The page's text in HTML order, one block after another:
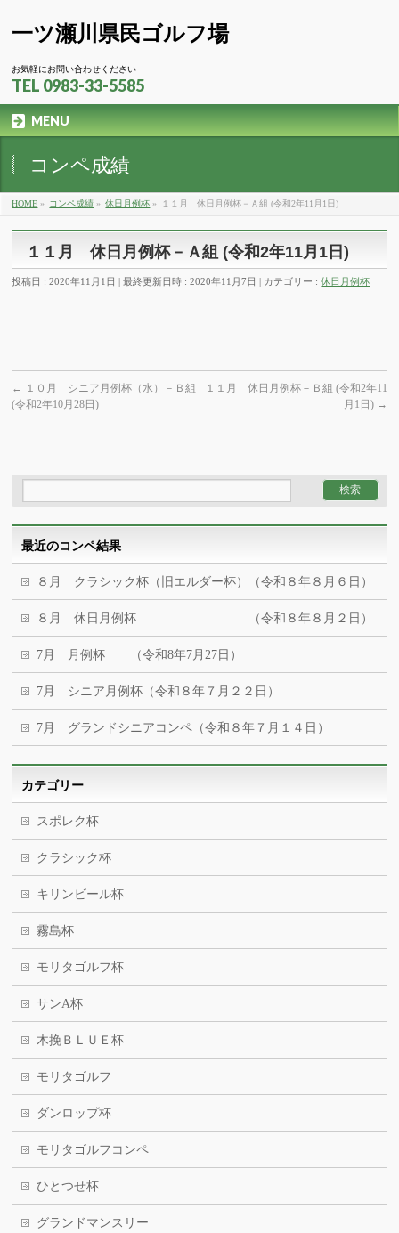
一ツ瀬川県民ゴルフ場
お気軽にお問い合わせください
TEL 0983-33-5585
MENU
コンペ成績
HOME » コンペ成績 » 休日月例杯 » １１月 休日月例杯－Ａ組 (令和2年11月1日)
１１月 休日月例杯－Ａ組 (令和2年11月1日)
投稿日 : 2020年11月1日 最終更新日時 : 2020年11月7日 カテゴリー :休日月例杯
← １０月 シニア月例杯（水）－Ｂ組
(令和2年10月28日)
１１月 休日月例杯－Ｂ組 (令和2年11
月1日) →
最近のコンペ結果
８月 クラシック杯（旧エルダー杯）（令和８年８月６日）
８月 休日月例杯 （令和８年８月２日）
7月 月例杯 （令和8年7月27日）
7月 シニア月例杯（令和８年７月２２日）
7月 グランドシニアコンペ（令和８年７月１４日）
カテゴリー
スポレク杯
クラシック杯
キリンビール杯
霧島杯
モリタゴルフ杯
サンA杯
木挽ＢＬＵＥ杯
モリタゴルフ
ダンロップ杯
モリタゴルフコンペ
ひとつせ杯
グランドマンスリー